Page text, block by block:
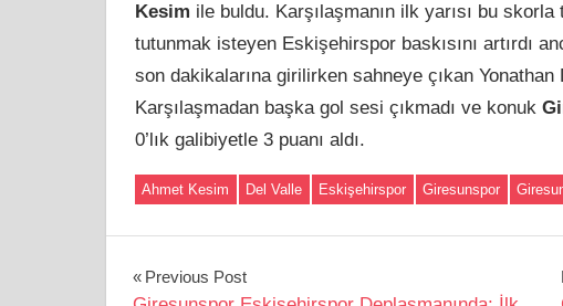
Kesim ile buldu. Karşılaşmanın ilk yarısı bu
tutunmak isteyen Eskişehirspor baskısını artırdı
son dakikalarına girilirken sahneye çıkan
Karşılaşmadan başka gol sesi çıkmadı ve konuk
0’lık galibiyetle 3 puanı aldı.
Ahmet Kesim Del Valle Eskişehirspor Giresunspor
Yazı
Previous Post